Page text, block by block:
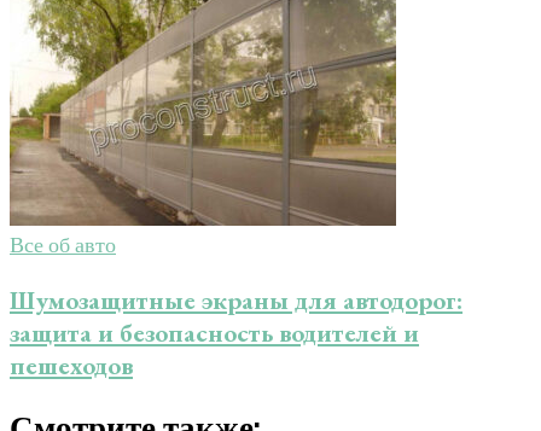
Все об авто
Шумозащитные экраны для автодорог:
защита и безопасность водителей и
пешеходов